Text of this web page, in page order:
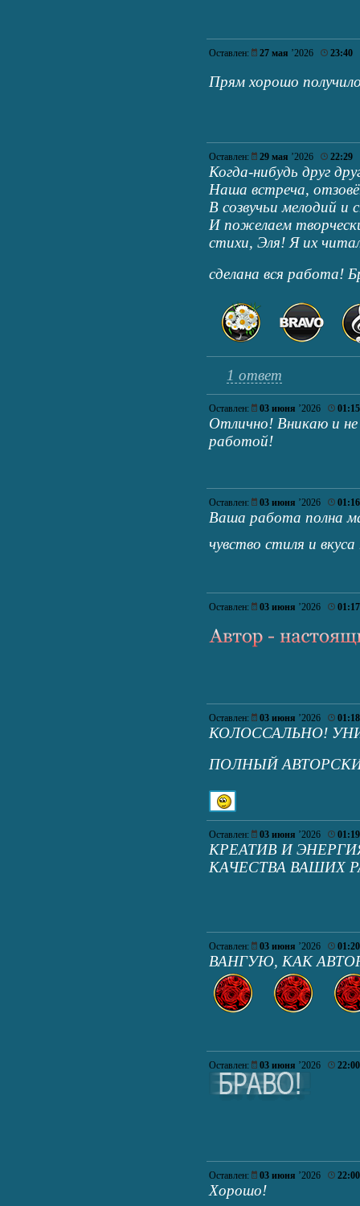
Оставлен: 27 мая ’2026 23:40
Прям хорошо
Оставлен: 29 мая ’2026 22:29
Когда-нибудь друг
Наша встреча,
В созвучьи мелодий и
И пожелаем
стихи, Эля! Я их
сделана вся работа!
1 ответ
Оставлен: 03 июня ’2026 01:15
Отлично! Вникаю и не
работой!
Оставлен: 03 июня ’2026 01:16
Ваша работа полна
чувство стиля и
Оставлен: 03 июня ’2026 01:17
Оставлен: 03 июня ’2026 01:18
КОЛОССАЛЬНО!
ПОЛНЫЙ
Оставлен: 03 июня ’2026 01:19
КРЕАТИВ И
КАЧЕСТВА ВАШИХ
Оставлен: 03 июня ’2026 01:20
ВАНГУЮ, КАК
Оставлен: 03 июня ’2026 22:00
Оставлен: 03 июня ’2026 22:00
Хорошо!